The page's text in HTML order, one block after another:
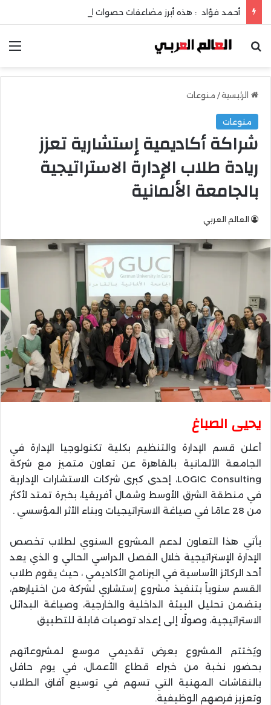
أحمد فؤاد : هذه أبرز مضاعفات حصوات المرارة !
بحث عن
الرئيسية/ منوعات
منوعات
شراكة أكاديمية إستشارية تعزز
ريادة طلاب الإدارة الاستراتيجية
بالجامعة الألمانية
العالم العربي
يحيى الصباغ
أعلن قسم الإدارة والتنظيم بكلية تكنولوجيا الإدارة في
الجامعة الألمانية بالقاهرة عن تعاون متميز مع شركة
LOGIC Consulting، إحدى كبرى شركات الاستشارات الإدارية
في منطقة الشرق الأوسط وشمال أفريقيا، بخبرة تمتد لأكثر
من 28 عامًا في صياغة الاستراتيجيات وبناء الأثر المؤسسي .
يأتي هذا التعاون لدعم المشروع السنوي لطلاب تخصص
الإدارة الإستراتيجية خلال الفصل الدراسي الحالي و الذي يعد
أحد الركائز الأساسية في البرنامج الأكاديمي ، حيث يقوم طلاب
القسم سنوياً بتنفيذ مشروع إستشاري لشركة من اختيارهم،
يتضمن تحليل البيئة الداخلية والخارجية، وصياغة البدائل
الاستراتيجية، وصولًا إلى إعداد توصيات قابلة للتطبيق
ويُختتم المشروع بعرض تقديمي موسع لمشروعاتهم
بحضور نخبة من خبراء قطاع الأعمال، في يوم حافل
بالنقاشات المهنية التي تسهم في توسيع آفاق الطلاب
وتعزيز فرصهم الوظيفية.